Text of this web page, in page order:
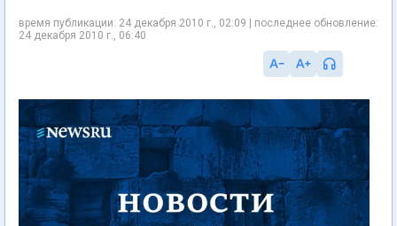
время публикации: 24 декабря 2010 г., 02:09 | последнее обновление:
24 декабря 2010 г., 06:40